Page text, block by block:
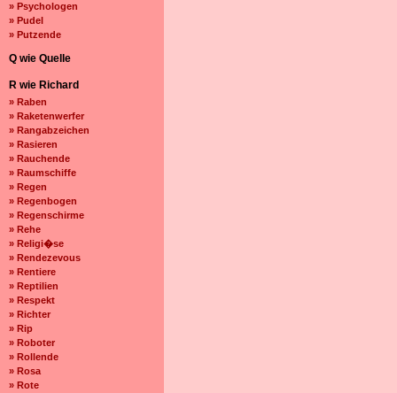
» Psychologen
» Pudel
» Putzende
Q wie Quelle
R wie Richard
» Raben
» Raketenwerfer
» Rangabzeichen
» Rasieren
» Rauchende
» Raumschiffe
» Regen
» Regenbogen
» Regenschirme
» Rehe
» Religi�se
» Rendezevous
» Rentiere
» Reptilien
» Respekt
» Richter
» Rip
» Roboter
» Rollende
» Rosa
» Rote